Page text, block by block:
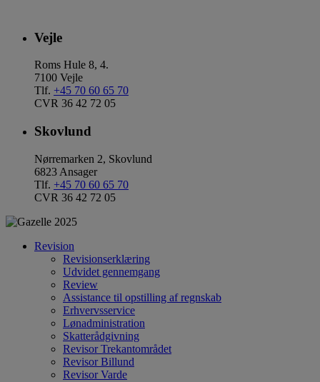
Vejle
Roms Hule 8, 4.
7100 Vejle
Tlf. +45 70 60 65 70
CVR 36 42 72 05
Skovlund
Nørremarken 2, Skovlund
6823 Ansager
Tlf. +45 70 60 65 70
CVR 36 42 72 05
Revision
Revisionserklæring
Udvidet gennemgang
Review
Assistance til opstilling af regnskab
Erhvervsservice
Lønadministration
Skatterådgivning
Revisor Trekantområdet
Revisor Billund
Revisor Varde